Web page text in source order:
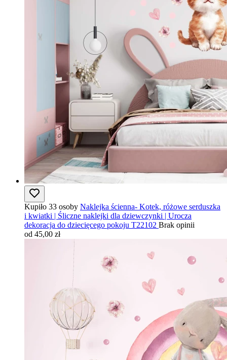
Kupiło 33 osoby Naklejka ścienna- Kotek, różowe serduszka
i kwiatki | Śliczne naklejki dla dziewczynki | Urocza
dekoracja do dziecięcego pokoju T22102 Brak opinii
od 45,00 zł